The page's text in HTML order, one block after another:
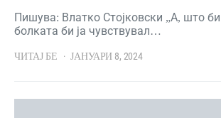
Пишува: Влатко Стојковски „А, што
болката би ја чувствувал…
ЧИТАЈ БЕ ЈАНУАРИ 8, 2024